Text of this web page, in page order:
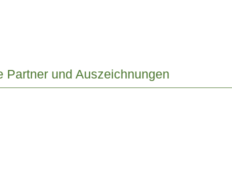
Partner und Auszeichnungen